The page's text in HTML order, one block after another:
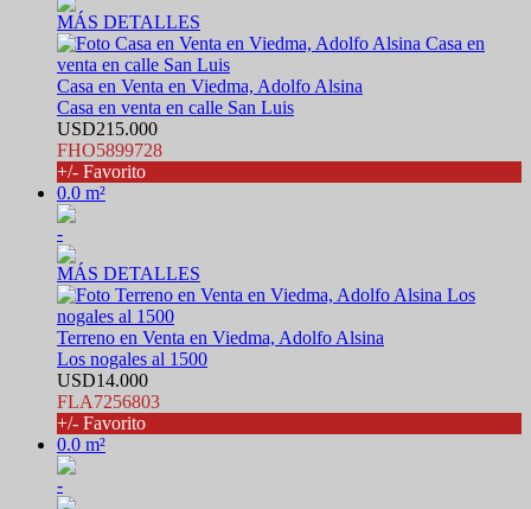
MÁS DETALLES
Casa en Venta en Viedma, Adolfo Alsina
Casa en venta en calle San Luis
USD215.000
FHO5899728
+/- Favorito
0.0 m²
-
MÁS DETALLES
Terreno en Venta en Viedma, Adolfo Alsina
Los nogales al 1500
USD14.000
FLA7256803
+/- Favorito
0.0 m²
-